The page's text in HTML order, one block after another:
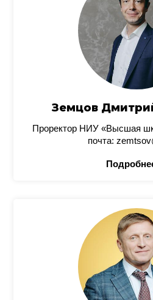
Земцов
Проректор НИУ «Высшая
почта: